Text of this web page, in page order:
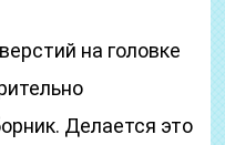
на головке
Делается это